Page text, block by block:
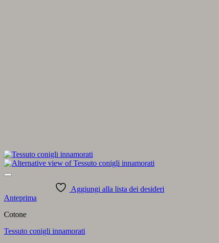
Aggiungi alla lista dei desideri
Anteprima
Cotone
Tessuto conigli innamorati